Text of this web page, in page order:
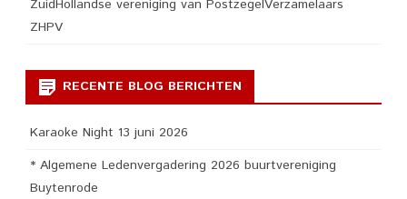
ZuidHollandse vereniging van PostzegelVerzamelaars
ZHPV
RECENTE BLOG BERICHTEN
Karaoke Night 13 juni 2026
* Algemene Ledenvergadering 2026 buurtvereniging
Buytenrode